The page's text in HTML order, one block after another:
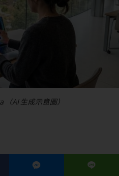
AI 生成示意圖）
傳聞，Apple 正在研發